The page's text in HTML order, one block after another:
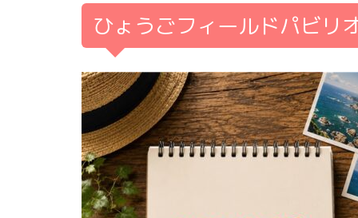
ひょうごフィールドパビリ